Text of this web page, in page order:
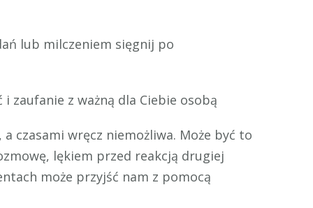
lub milczeniem sięgnij po
zaufanie z ważną dla Ciebie osobą
czasami wręcz niemożliwa. Może być to
lękiem przed reakcją drugiej
może przyjść nam z pomocą